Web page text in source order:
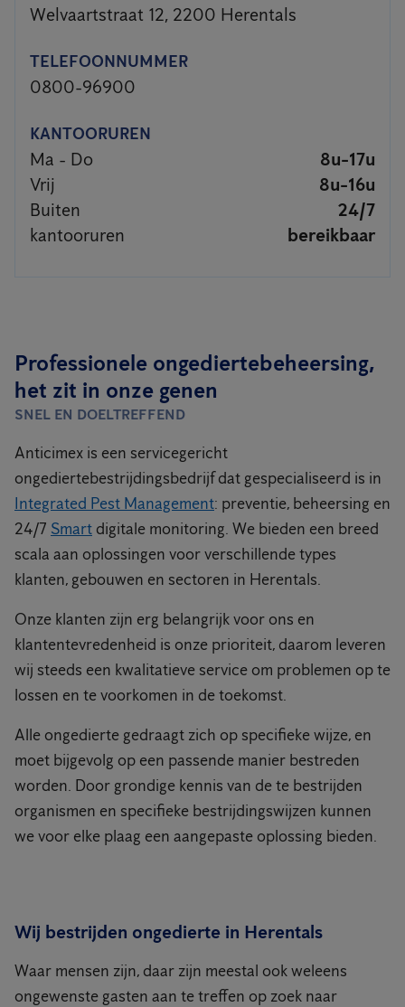
Welvaartstraat 12, 2200 Herentals
TELEFOONNUMMER
0800-96900
KANTOORUREN
Ma - Do
8u-17u
Vrij
8u-16u
Buiten
24/7
kantooruren
bereikbaar
Professionele ongediertebeheersing,
het zit in onze genen
SNEL EN DOELTREFFEND
Anticimex is een servicegericht
ongediertebestrijdingsbedrijf dat gespecialiseerd is in
Integrated Pest Management: preventie, beheersing en
24/7 Smart digitale monitoring. We bieden een breed
scala aan oplossingen voor verschillende types
klanten, gebouwen en sectoren in Herentals.
Onze klanten zijn erg belangrijk voor ons en
klantentevredenheid is onze prioriteit, daarom leveren
wij steeds een kwalitatieve service om problemen op te
lossen en te voorkomen in de toekomst.
Alle ongedierte gedraagt zich op specifieke wijze, en
moet bijgevolg op een passende manier bestreden
worden. Door grondige kennis van de te bestrijden
organismen en specifieke bestrijdingswijzen kunnen
we voor elke plaag een aangepaste oplossing bieden.
Wij bestrijden ongedierte in Herentals
Waar mensen zijn, daar zijn meestal ook weleens
ongewenste gasten aan te treffen op zoek naar